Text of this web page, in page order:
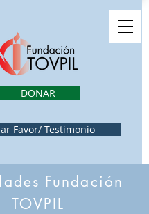
Favor/ Testimonio
DONAR
Fundación
TOVPIL